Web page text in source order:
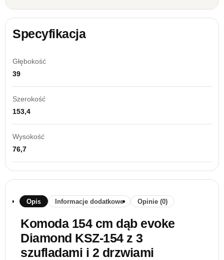
Specyfikacja
Głębokość
39
Szerokość
153,4
Wysokość
76,7
Opis Informacje dodatkowe Opinie (0)
Komoda 154 cm dąb evoke
Diamond KSZ-154 z 3
szufladami i 2 drzwiami